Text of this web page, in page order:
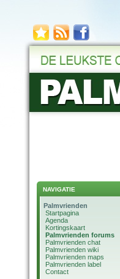
NAVIGATIE
Palmvrienden
Startpagina
Agenda
Kortingskaart
Palmvrienden forums
Palmvrienden chat
Palmvrienden wiki
Palmvrienden maps
Palmvrienden label
Contact